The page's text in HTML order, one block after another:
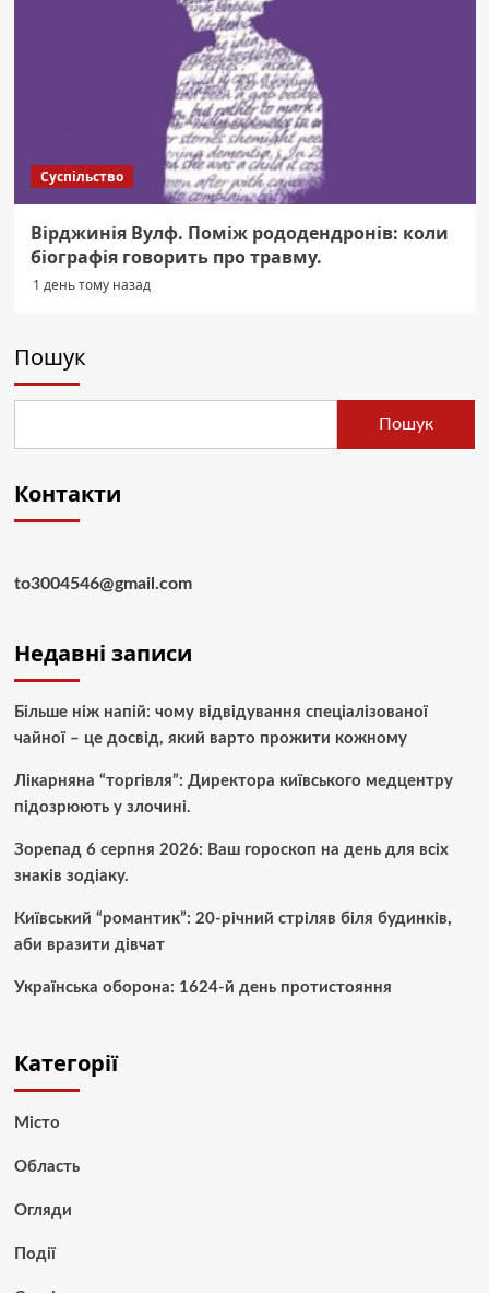
Суспільство
Вірджинія Вулф. Поміж рододендронів: коли
біографія говорить про травму.
1 день тому назад
Пошук
Пошук
Контакти
to3004546@gmail.com
Недавні записи
Більше ніж напій: чому відвідування спеціалізованої
чайної – це досвід, який варто прожити кожному
Лікарняна “торгівля”: Директора київського медцентру
підозрюють у злочині.
Зорепад 6 серпня 2026: Ваш гороскоп на день для всіх
знаків зодіаку.
Київський “романтик”: 20-річний стріляв біля будинків,
аби вразити дівчат
Українська оборона: 1624-й день протистояння
Категорії
Місто
Область
Огляди
Події